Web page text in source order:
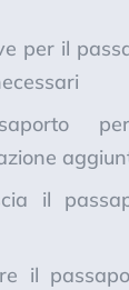
per il
il
il